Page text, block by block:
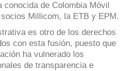
conocida de Colombia Móvil
Millicom, la ETB y EPM.
es otro de los derechos
con esta fusión, puesto que
ha vulnerado los
de transparencia e